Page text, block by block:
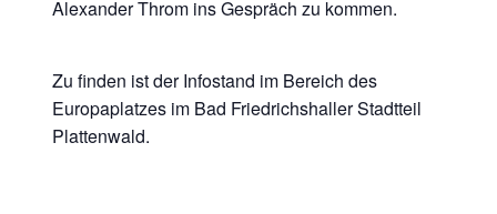
Alexander Throm ins Gespräch zu kommen.
Zu finden ist der Infostand im Bereich des
Europaplatzes im Bad Friedrichshaller Stadtteil
Plattenwald.